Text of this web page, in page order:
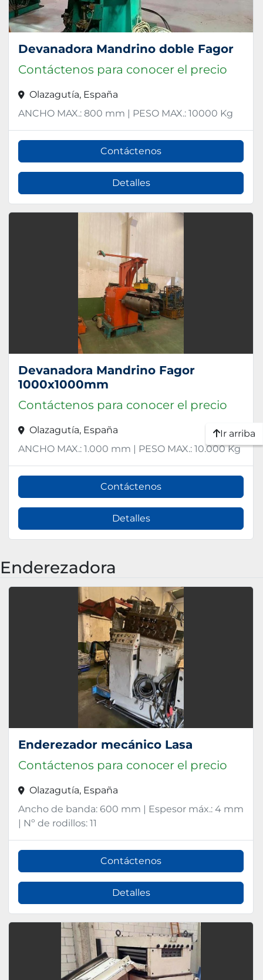
Devanadora Mandrino doble Fagor
Contáctenos para conocer el precio
Olazagutía, España
ANCHO MAX.: 800 mm | PESO MAX.: 10000 Kg
Contáctenos
Detalles
Devanadora Mandrino Fagor
1000x1000mm
Contáctenos para conocer el precio
Olazagutía, España
ANCHO MAX.: 1.000 mm | PESO MAX.: 10.000 Kg
Contáctenos
Detalles
Enderezadora
Enderezador mecánico Lasa
Contáctenos para conocer el precio
Olazagutía, España
Ancho de banda: 600 mm | Espesor máx.: 4 mm
| Nº de rodillos: 11
Contáctenos
Detalles
Ir arriba